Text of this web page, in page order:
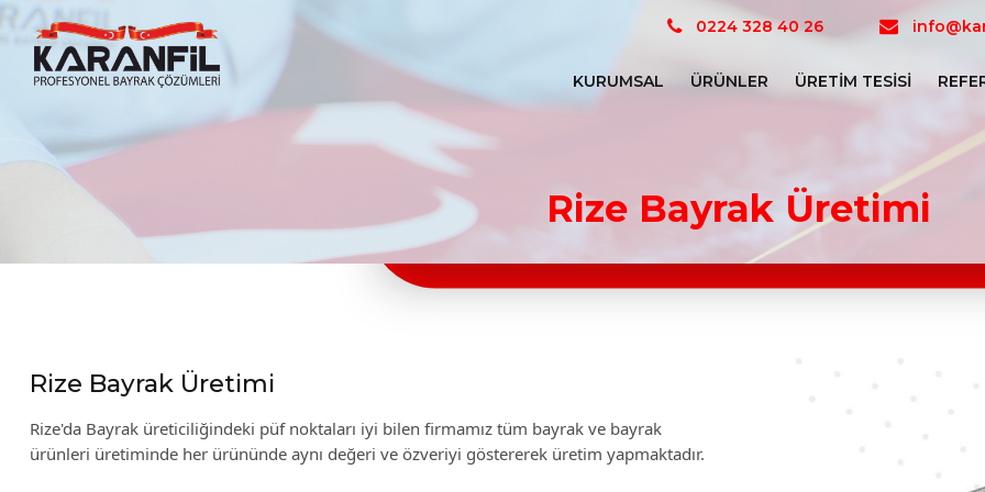
Karanfil Profesyonel Bayrak Çözümleri
KURUMSAL ÜRÜNLER ÜRETIM TESISI
0224 328 40 26
Rize Bayrak Üretimi
Rize Bayrak Üretimi
Rize'da Bayrak üreticiliğindeki püf noktaları iyi bilen firmamız tüm bayrak ve bayrak
ürünleri üretiminde her ürününde aynı değeri ve özveriyi göstererek üretim yapmaktadır.